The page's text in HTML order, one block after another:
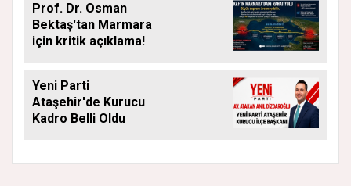
Prof. Dr. Osman
Bektaş'tan Marmara
için kritik açıklama!
Yeni Parti
Ataşehir'de Kurucu
Kadro Belli Oldu